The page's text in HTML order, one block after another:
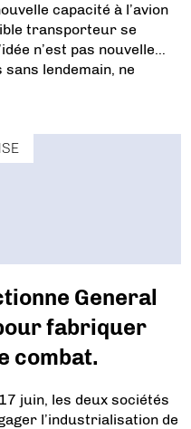
capacité à l’avion
transporteur se
n’est pas nouvelle…
lendemain, ne
General
fabriquer
combat.
juin, les deux sociétés
l’industrialisation de